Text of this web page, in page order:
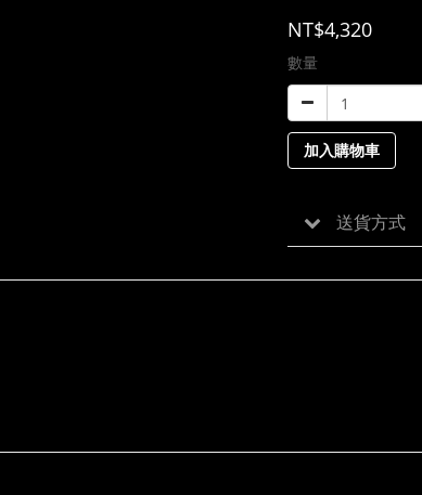
NT$4,320
數量
加入購物車
送貨方式